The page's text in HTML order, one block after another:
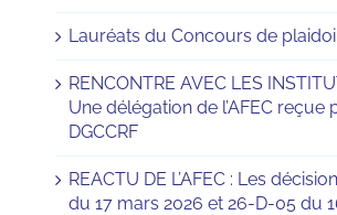
Lauréats du Concours de
RENCONTRE AVEC LES
Une délégation de l’AFEC reçue
DGCCRF
REACTU DE L’AFEC : Les
du 17 mars 2026 et 26-D-05 du